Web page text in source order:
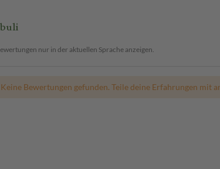
nur in der aktuellen Sprache anzeigen.
Keine Bewertungen gefunden. Teile deine Erfahrungen mit